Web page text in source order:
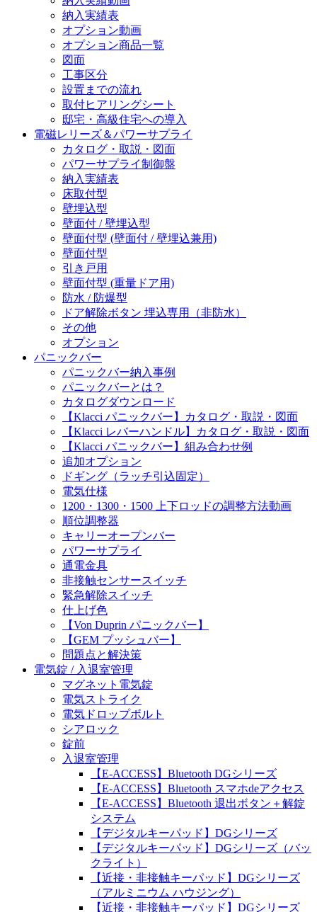
納入実績表
オプション動画
オプション商品一覧
図面
工事区分
設置までの流れ
取付ヒアリングシート
邸宅・高級住宅への導入
電磁レリーズ＆パワーサプライ
カタログ・取説・図面
パワーサプライ制御盤
納入実績表
床取付型
壁埋込型
壁面付 / 壁埋込型
壁面付型 (壁面付 / 壁埋込兼用)
壁面付型
引き戸用
壁面付型 (重量ドア用)
防水 / 防爆型
ドア解除ボタン 埋込専用（非防水）
その他
オプション
パニックバー
パニックバー納入事例
パニックバーとは？
カタログダウンロード
【Klacci パニックバー】カタログ・取説・図面
【Klacci レバーハンドル】カタログ・取説・図面
【Klacci パニックバー】組み合わせ例
追加オプション
ドギング（ラッチ引込固定）
電気仕様
1200・1300・1500 上下ロッドの調整方法動画
順位調整器
キャリーオープンバー
パワーサプライ
通電金具
非接触センサースイッチ
緊急解除スイッチ
仕上げ色
【Von Duprin パニックバー】
【GEM プッシュバー】
問題点と解決策
電気錠 / 入退室管理
マグネット電気錠
電気ストライク
電気ドロップボルト
シアロック
錠前
入退室管理
【E-ACCESS】Bluetooth DGシリーズ
【E-ACCESS】Bluetooth スマホdeアクセス
【E-ACCESS】Bluetooth 退出ボタン＋解錠
システム
【デジタルキーパッド】DGシリーズ
【デジタルキーパッド】DGシリーズ（バッ
クライト）
【近接・非接触キーパッド】DGシリーズ
（アルミニウム ハウジング）
【近接・非接触キーパッド】DGシリーズ